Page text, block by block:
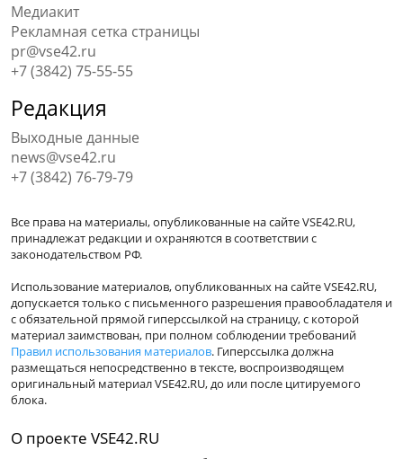
Медиакит
Рекламная сетка страницы
pr@vse42.ru
+7 (3842) 75-55-55
Редакция
Выходные данные
news@vse42.ru
+7 (3842) 76-79-79
Все права на материалы, опубликованные на сайте VSE42.RU,
принадлежат редакции и охраняются в соответствии с
законодательством РФ.
Использование материалов, опубликованных на сайте VSE42.RU,
допускается только с письменного разрешения правообладателя и
с обязательной прямой гиперссылкой на страницу, с которой
материал заимствован, при полном соблюдении требований
Правил использования материалов. Гиперссылка должна
размещаться непосредственно в тексте, воспроизводящем
оригинальный материал VSE42.RU, до или после цитируемого
блока.
О проекте VSE42.RU